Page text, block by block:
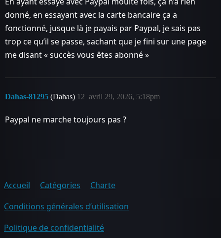
donné, en essayant avec la carte bancaire ça a
fonctionné, jusque là je payais par Paypal, je sais pas
trop ce qu’il se passe, sachant que je fini sur une page
me disant « succès vous êtes abonné »
Dahas-81295 (Dahas) avril 29, 2026, 5:18pm
12
Paypal ne marche toujours pas ?
Accueil Catégories
Charte
Conditions générales d’utilisation
Politique de confidentialité